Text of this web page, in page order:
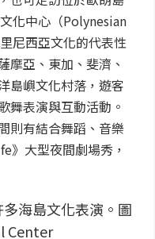
化中心（Polynesian
尼西亞文化的代表性
摩亞、東加、斐濟、
島嶼文化村落，遊客
舞表演與互動活動。
則有結合舞蹈、音樂
》大型夜間劇場秀，